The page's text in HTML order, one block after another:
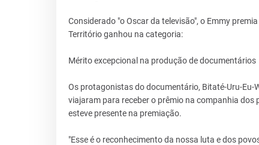
Considerado "o Oscar da televisão", o Emmy
Território ganhou na categoria:
Mérito excepcional na produção de documentários
Os protagonistas do documentário, Bitaté-Uru-Eu-
viajaram para receber o prêmio na companhia dos
esteve presente na premiação.
"Esse é o reconhecimento da nossa luta e dos